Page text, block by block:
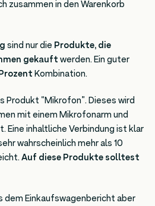
zusammen in den Warenkorb
sind nur die Produkte, die
gekauftwerden. Ein guter
Kombination.
Produkt “Mikrofon”. Dieses wird
mit einem Mikrofonarm und
Eine inhaltliche Verbindung ist klar
wahrscheinlich mehr als 10
Auf diese Produkte solltest
dem Einkaufswagenbericht aber